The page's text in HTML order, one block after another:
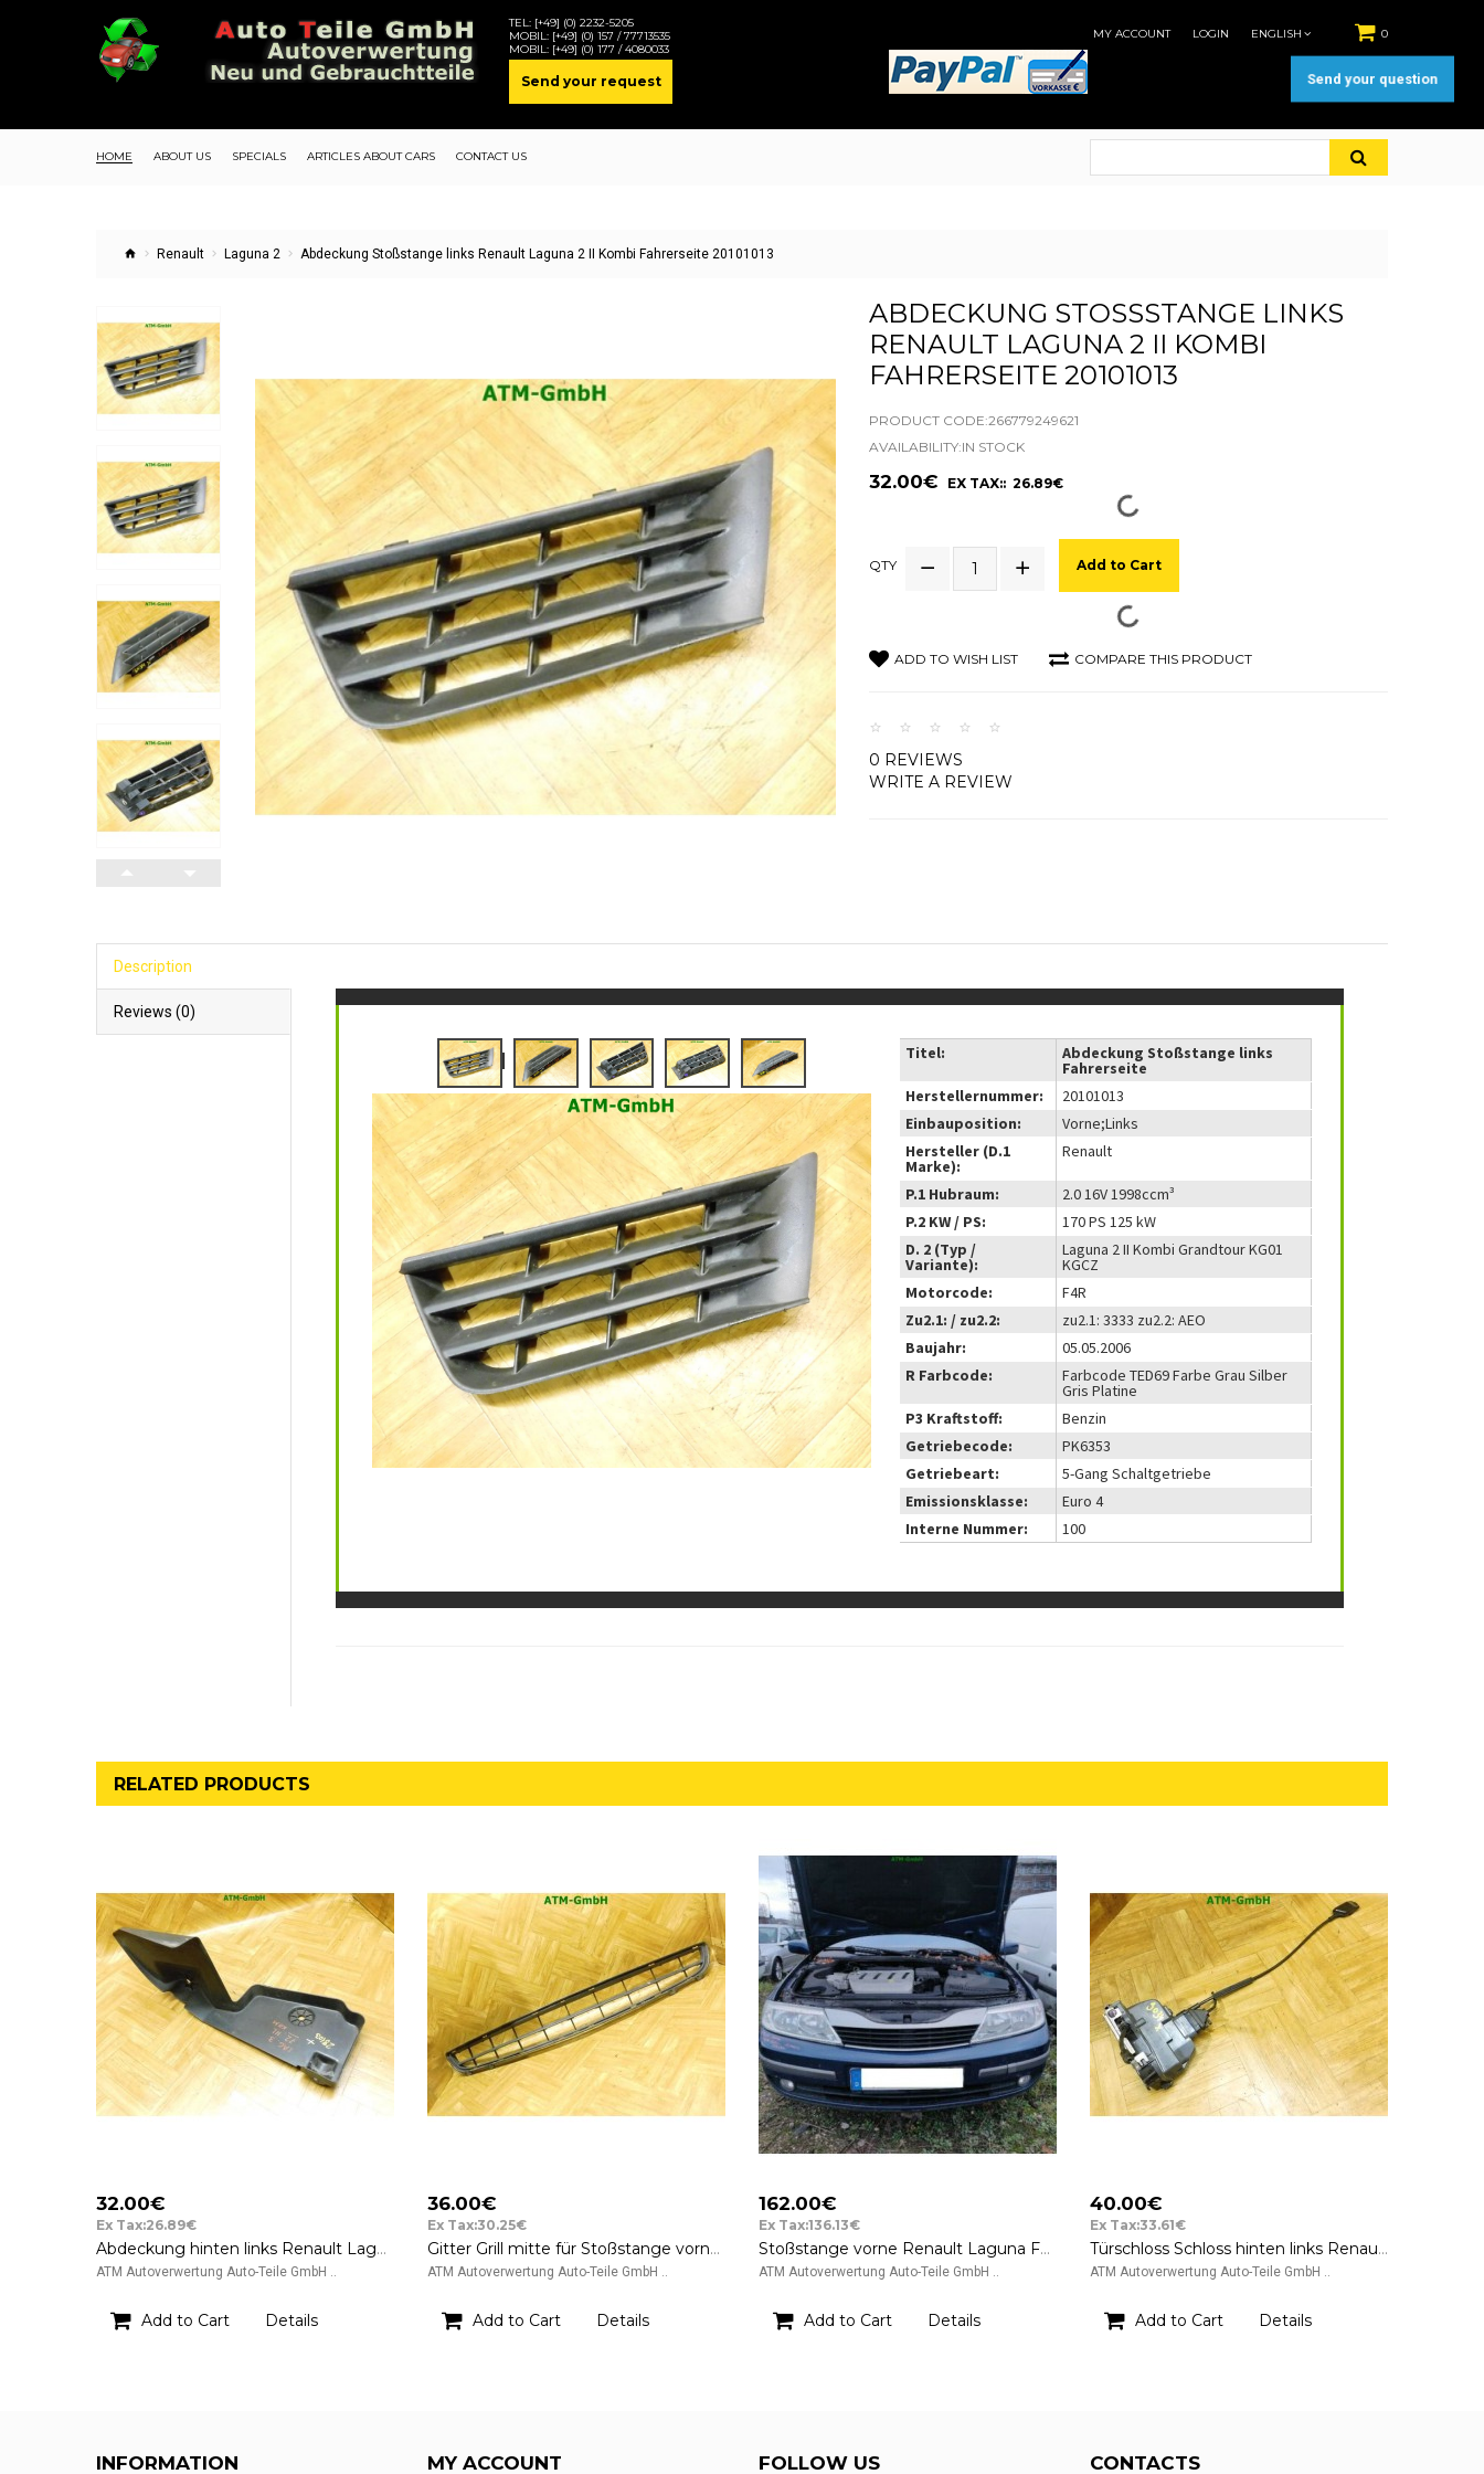
TEL: [+49] (0) 2232-5205
MOBIL: [+49] (0) 157 / 77713535
MOBIL: [+49] (0) 177 / 4080033
Send your request
0
MY ACCOUNT LOGIN ENGLISH
HOME ABOUT US SPECIALS ARTICLES ABOUT CARS CONTACT US
Renault Laguna 2 Abdeckung Stoßstange links Renault Laguna 2 II Kombi Fahrerseite 20101013
ABDECKUNG STOSSSTANGE LINKS R
ENAULT LAGUNA 2 II KOMBI F
AHRERSEITE 20101013
PRODUCT CODE:266779249621
AVAILABILITY:IN STOCK
32.00€ EX TAX:: 26.89€
QTY Add to Cart
ADD TO WISH LIST COMPARE THIS PRODUCT
0 REVIEWS
WRITE A REVIEW
Description
Reviews (0)
Titel: Abdeckung Stoßstange links
Fahrerseite
Herstellernummer:
20101013
Einbauposition:
Vorne;Links
Hersteller (D.1
Marke):
Renault
P.1 Hubraum:
2.0 16V 1998ccm³
P.2 KW / PS:
170 PS 125 kW
D. 2 (Typ /
Variante):
Laguna 2 II Kombi Grandtour KG01
KGCZ
Motorcode:
F4R
Zu2.1: / zu2.2:
zu2.1: 3333 zu2.2: AEO
Baujahr:
05.05.2006
R Farbcode:
Farbcode TED69 Farbe Grau Silber
Gris Platine
P3 Kraftstoff:
Benzin
Getriebecode:
PK6353
Getriebeart:
5-Gang Schaltgetriebe
Emissionsklasse:
Euro 4
Interne Nummer:
100
RELATED PRODUCTS
32.00€
Ex Tax:26.89€
Abdeckung hinten links Renault Laguna 3 III Kombi Grandtour Fahrerseite
ATM Autoverwertung Auto-Teile GmbH ..
Add to Cart Details
36.00€
Ex Tax:30.25€
Gitter Grill mitte für Stoßstange vorne Renault Laguna 2 II
ATM Autoverwertung Auto-Teile GmbH ..
Add to Cart Details
162.00€
Ex Tax:136.13€
Stoßstange vorne Renault Laguna Farbcode Farbe TED44 Bleu Odyssee Metallic
ATM Autoverwertung Auto-Teile GmbH ..
Add to Cart Details
40.00€
Ex Tax:33.61€
Türschloss Schloss hinten links Renault Laguna 2 II Kombi Fahrerseite
ATM Autoverwertung Auto-Teile GmbH ..
Add to Cart Details
INFORMATION MY ACCOUNT FOLLOW US CONTACTS
Send your question